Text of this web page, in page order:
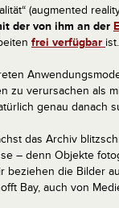
(augmented
der von ihm an der
frei verfügbar ist.
zu verursachen als
genau danach
das Archiv
– denn Objekte
beziehen die Bilder
Bay, auch von